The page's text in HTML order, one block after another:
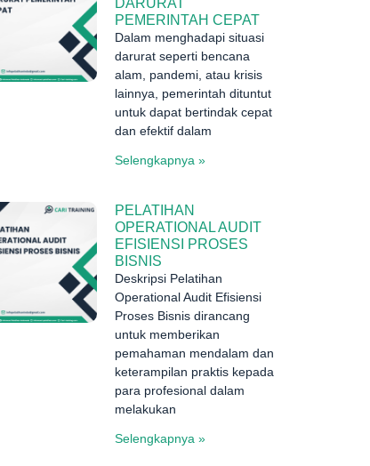
PEMERINTAH CEPAT
Dalam menghadapi situasi
darurat seperti bencana
alam, pandemi, atau krisis
lainnya, pemerintah dituntut
untuk dapat bertindak cepat
dan efektif dalam
Selengkapnya »
PELATIHAN
OPERATIONAL AUDIT
EFISIENSI PROSES
BISNIS
Deskripsi Pelatihan
Operational Audit Efisiensi
Proses Bisnis dirancang
untuk memberikan
pemahaman mendalam dan
keterampilan praktis kepada
para profesional dalam
melakukan
Selengkapnya »